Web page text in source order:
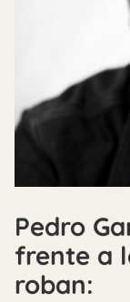
Pedro
frente a
roban: